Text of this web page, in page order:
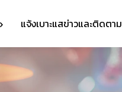
แจ้งเบาะแสข่าวและติดตาม